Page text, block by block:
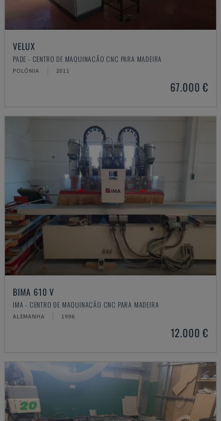
VELUX
PADE - CENTRO DE MAQUINAÇÃO CNC PARA MADEIRA
POLÓNIA 2011
67.000 €
BIMA 610 V
IMA - CENTRO DE MAQUINAÇÃO CNC PARA MADEIRA
ALEMANHA 1996
12.000 €